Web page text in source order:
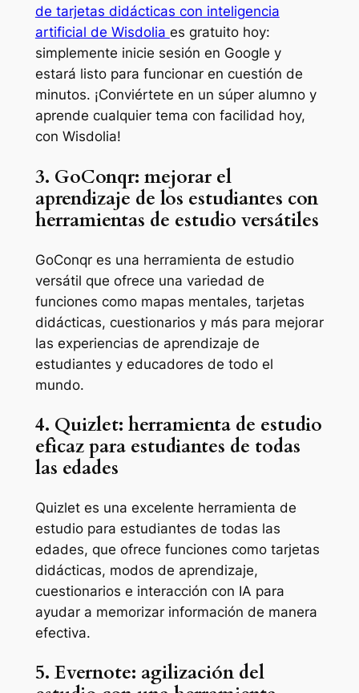
de tarjetas didácticas con inteligencia
artificial de Wisdolia es gratuito hoy:
simplemente inicie sesión en Google y
estará listo para funcionar en cuestión de
minutos. ¡Conviértete en un súper alumno y
aprende cualquier tema con facilidad hoy,
con Wisdolia!
3. GoConqr: mejorar el
aprendizaje de los estudiantes con
herramientas de estudio versátiles
GoConqr es una herramienta de estudio
versátil que ofrece una variedad de
funciones como mapas mentales, tarjetas
didácticas, cuestionarios y más para mejorar
las experiencias de aprendizaje de
estudiantes y educadores de todo el
mundo.
4. Quizlet: herramienta de estudio
eficaz para estudiantes de todas
las edades
Quizlet es una excelente herramienta de
estudio para estudiantes de todas las
edades, que ofrece funciones como tarjetas
didácticas, modos de aprendizaje,
cuestionarios e interacción con IA para
ayudar a memorizar información de manera
efectiva.
5. Evernote: agilización del